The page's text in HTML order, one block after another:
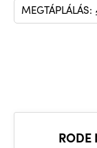
MEGTÁPLÁLÁS: